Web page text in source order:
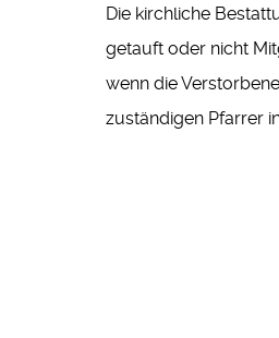
Die kirchliche
getauft oder nicht
wenn die
zuständigen Pfarrer